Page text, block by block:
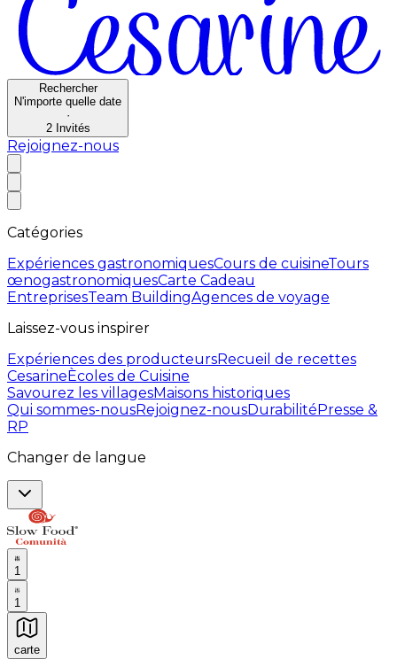
Rechercher
N'importe quelle date
·
2 Invités
Rejoignez-nous
Catégories
Expériences gastronomiquesCours de cuisineTours
œnogastronomiquesCarte Cadeau
EntreprisesTeam BuildingAgences de voyage
Laissez-vous inspirer
Expériences des producteursRecueil de recettes
CesarineÈcoles de Cuisine
Savourez les villagesMaisons historiques
Qui sommes-nousRejoignez-nousDurabilitéPresse &
RP
Changer de langue
1
1
carte